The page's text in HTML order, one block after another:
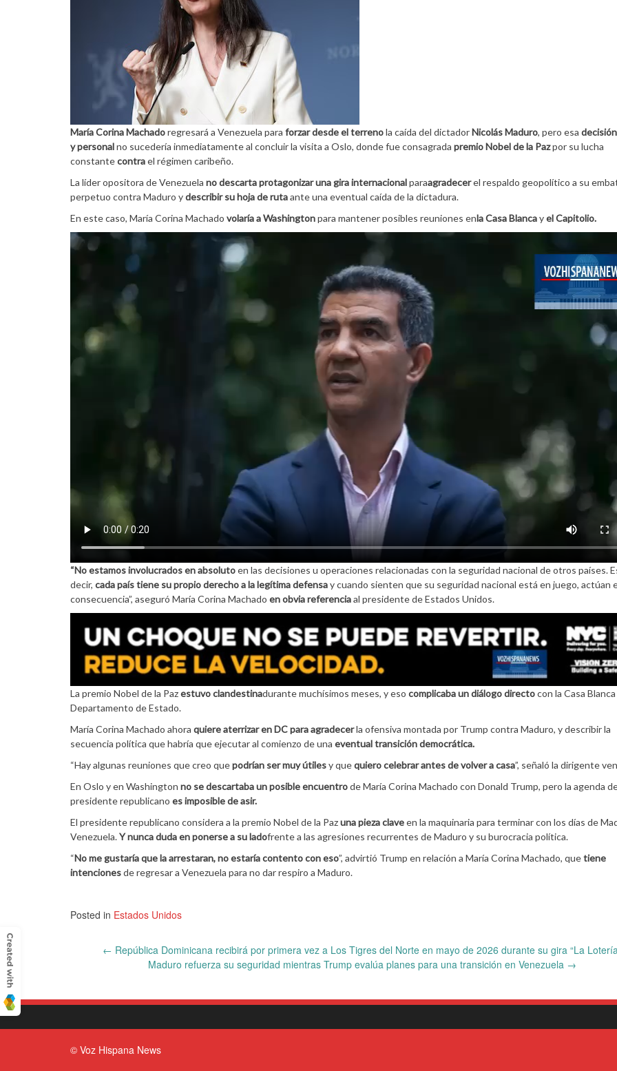
María Corina Machadoregresará a Venezuela para forzar desde el terrenola caída del dictadorNicolás Maduro, pero esa
y personalno sucedería inmediatamente al concluir la visita a Oslo, donde fue consagrada premio Nobel de la Pazpor su lucha
constantecontrael régimen caribeño.
La líder opositora de Venezuela no descarta protagonizar una gira internacionalparaagradecerel respaldo geopolítico a su
perpetuo contra Maduro ydescribir su hoja de rutaante una eventual caída de la dictadura.
En este caso, María Corina Machado volaría a Washingtonpara mantener posibles reuniones enla Casa Blancayel Capitolio.
“No estamos involucrados en absolutoen las decisiones u operaciones relacionadas con la seguridad nacional de otros países.
decir, cada país tiene su propio derecho a la legítima defensay cuando sienten que su seguridad nacional está en juego, actúan
consecuencia”, aseguró María Corina Machado en obvia referenciaal presidente de Estados Unidos.
La premio Nobel de la Pazestuvo clandestinadurante muchísimos meses, y eso complicaba un diálogo directocon la Casa
Departamento de Estado.
María Corina Machado ahora quiere aterrizar en DC para agradecerla ofensiva montada por Trump contra Maduro, y describir la
secuencia política que habría que ejecutar al comienzo de una eventual transición democrática.
“Hay algunas reuniones que creo quepodrían ser muy útilesy quequiero celebrar antes de volver a casa”, señaló la dirigente
En Oslo y en Washington no se descartaba un posible encuentrode María Corina Machado con Donald Trump, pero la agenda
presidente republicano es imposible de asir.
El presidente republicano considera a la premio Nobel de la Pazuna pieza claveen la maquinaria para terminar con los días de
Venezuela.Y nunca duda en ponerse a su ladofrente a las agresiones recurrentes de Maduro y su burocracia política.
“No me gustaría que la arrestaran, no estaría contento con eso”, advirtió Trump en relación a María Corina Machado, quetiene
intencionesde regresar a Venezuela para no dar respiro a Maduro.
Posted in Estados Unidos
Post← República Dominicana recibirá por primera vez a Los Tigres del Norte en mayo de 2026 durante su gira “La
Maduro refuerza su seguridad mientras Trump evalúa planes para una transición en Venezuela →
© Voz Hispana News